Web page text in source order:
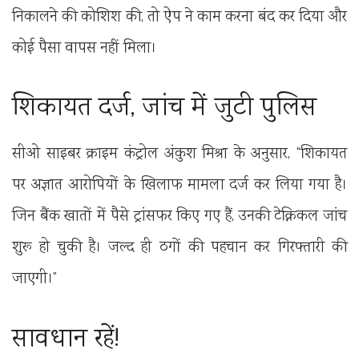
निकालने की कोशिश की, तो ऐप ने काम करना बंद कर दिया और
कोई पैसा वापस नहीं मिला।
शिकायत दर्ज, जांच में जुटी पुलिस
सीओ साइबर क्राइम कंट्रोल अंकुश मिश्रा के अनुसार, “शिकायत
पर अज्ञात आरोपियों के खिलाफ मामला दर्ज कर लिया गया है।
जिन बैंक खातों में पैसे ट्रांसफर किए गए हैं, उनकी टेक्निकल जांच
शुरू हो चुकी है। जल्द ही ठगों की पहचान कर गिरफ्तारी की
जाएगी।”
सावधान रहें!